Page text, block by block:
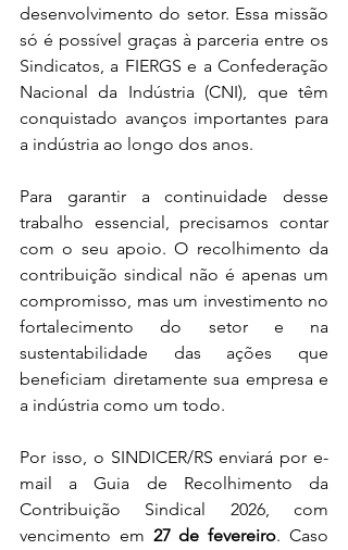
desenvolvimento do setor. Essa missão
só é possível graças à parceria entre os
Sindicatos, a FIERGS e a Confederação
Nacional da Indústria (CNI), que têm
conquistado avanços importantes para
a indústria ao longo dos anos.
Para garantir a continuidade desse
trabalho essencial, precisamos contar
com o seu apoio. O recolhimento da
contribuição sindical não é apenas um
compromisso, mas um investimento no
fortalecimento do setor e na
sustentabilidade das ações que
beneficiam diretamente sua empresa e
a indústria como um todo.
Por isso, o SINDICER/RS enviará por e-
mail a Guia de Recolhimento da
Contribuição Sindical 2026, com
vencimento em 27 de fevereiro. Caso